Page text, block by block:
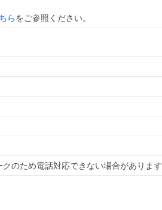
らをご参照ください。
のため電話対応できない場合があります